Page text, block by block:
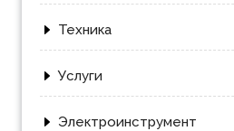
Техника
Услуги
Электроинструмент